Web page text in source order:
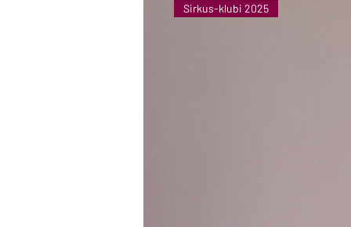
Sirkus-klubi 2025